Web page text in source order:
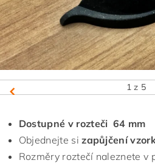
1 z 5
Dostupné v rozteči 64 mm
Objednejte si zapůjčení
Rozměry roztečí naleznete v